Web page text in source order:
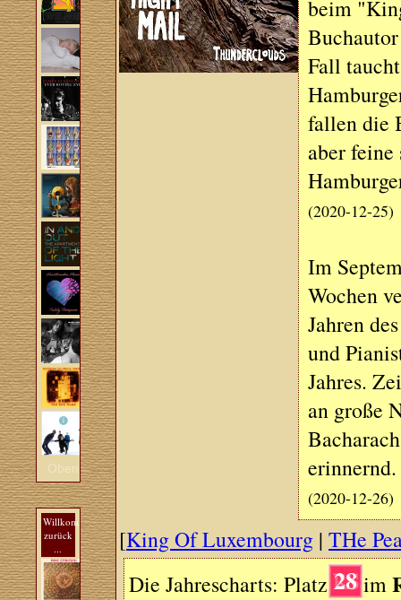
Oben
Willkommen
zurück
...
beim
Fall
fallen die
aber
(2020-12-25)
Im
Wochen
Jahren
und
Jahres.
an große
erinnernd.
(2020-12-26)
[King Of Luxembourg |THe
Die Jahrescharts: Platz 28 im